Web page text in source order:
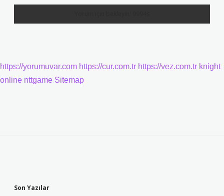
https://yorumuvar.com https://cur.com.tr https://vez.com.tr knight
online nttgame Sitemap
Son Yazılar